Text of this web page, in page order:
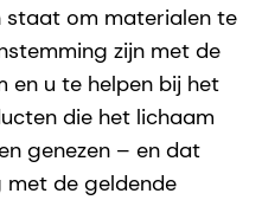
staat om materialen te
zijn met de
en u te helpen bij het
die het lichaam
genezen – en dat
met de geldende